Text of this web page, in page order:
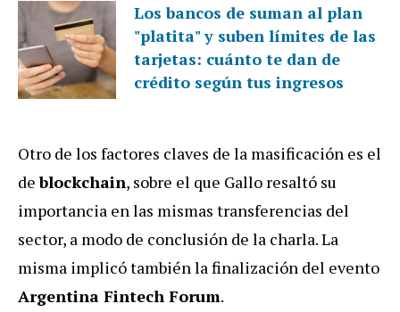
Los bancos de suman al plan
"platita" y suben límites de las
tarjetas: cuánto te dan de
crédito según tus ingresos
Otro de los factores claves de la masificación es el
deblockchain, sobre el que Gallo resaltó su
importancia en las mismas transferencias del
sector, a modo de conclusión de la charla. La
misma implicó también la finalización del evento
Argentina Fintech Forum.